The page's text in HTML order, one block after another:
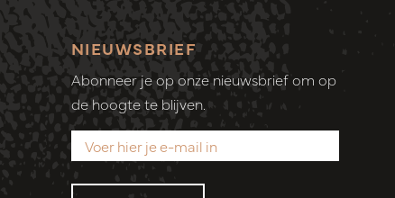
NIEUWSBRIEF
Abonneer je op onze nieuwsbrief om op
de hoogte te blijven.